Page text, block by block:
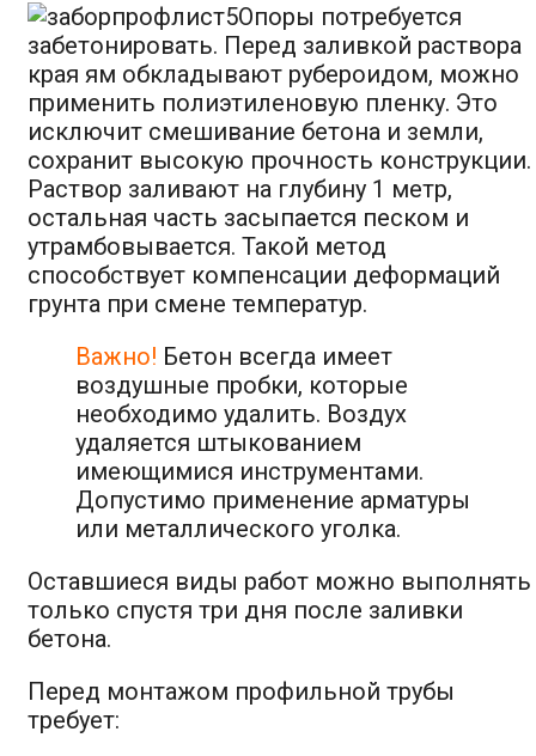
Опоры потребуется
забетонировать. Перед заливкой раствора
края ям обкладывают рубероидом, можно
применить полиэтиленовую пленку. Это
исключит смешивание бетона и земли,
сохранит высокую прочность конструкции.
Раствор заливают на глубину 1 метр,
остальная часть засыпается песком и
утрамбовывается. Такой метод
способствует компенсации деформаций
грунта при смене температур.
Важно! Бетон всегда имеет
воздушные пробки, которые
необходимо удалить. Воздух
удаляется штыкованием
имеющимися инструментами.
Допустимо применение арматуры
или металлического уголка.
Оставшиеся виды работ можно выполнять
только спустя три дня после заливки
бетона.
Перед монтажом профильной трубы
требует: